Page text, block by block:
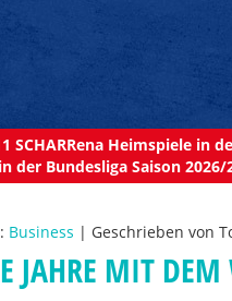
SCHARRena Heimspiele in
in der Bundesliga Saison
Business | Geschrieben von
JAHRE MIT DEM